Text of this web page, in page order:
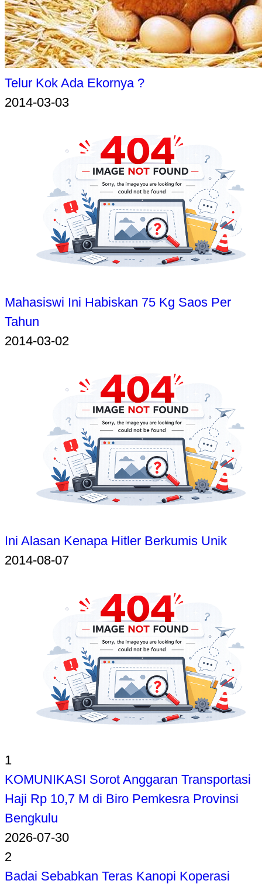
Telur Kok Ada Ekornya ?
2014-03-03
Mahasiswi Ini Habiskan 75 Kg Saos Per
Tahun
2014-03-02
Ini Alasan Kenapa Hitler Berkumis Unik
2014-08-07
1
KOMUNIKASI Sorot Anggaran Transportasi
Haji Rp 10,7 M di Biro Pemkesra Provinsi
Bengkulu
2026-07-30
2
Badai Sebabkan Teras Kanopi Koperasi